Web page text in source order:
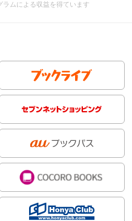
ムによる収益を得ています